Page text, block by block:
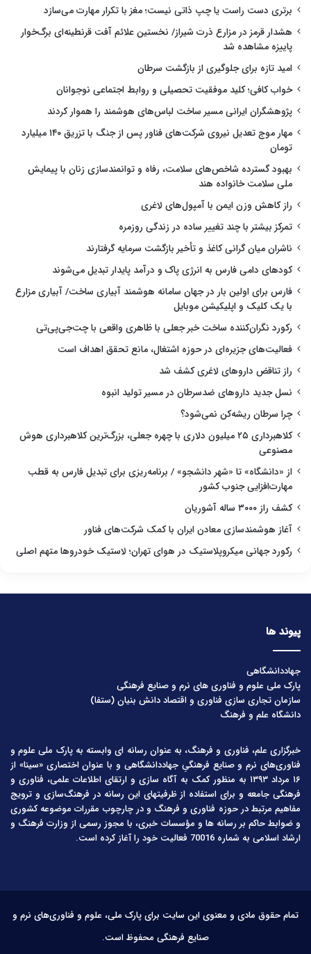
برتری دست راست یا چپ ذاتی نیست؛ مغز با تکرار مهارت می‌سازد
هشدار قرمز در مزارع ذرت شیراز/ نخستین علائم آفت قرنطینه‌ای برگ‌خوار
پاییزه مشاهده شد
امید تازه برای جلوگیری از بازگشت سرطان
خواب کافی؛ کلید موفقیت تحصیلی و روابط اجتماعی نوجوانان
پژوهشگران ایرانی مسیر ساخت لباس‌های هوشمند را هموار کردند
مهار موج تعدیل نیروی شرکت‌های فناور پس از جنگ با تزریق ۱۴۰ میلیارد
تومان
بهبود گسترده شاخص‌های سلامت، رفاه و توانمندسازی زنان با پیمایش
ملی سلامت خانواده هند
راز کاهش وزن ایمن با آمپول‌های لاغری
تمرکز بیشتر با چند تغییر ساده در زندگی روزمره
ناشران میان گرانی کاغذ و تأخیر بازگشت سرمایه گرفتارند
کودهای دامی فارس به انرژی پاک و درآمد پایدار تبدیل می‌شوند
فارس برای اولین بار در جهان سامانه هوشمند آبیاری ساخت/ آبیاری مزارع
با یک کلیک و اپلیکیشن موبایل
رکورد نگران‌کننده ساخت خبر جعلی با ظاهری واقعی با چت‌جی‌پی‌تی
فعالیت‌های جزیره‌ای در حوزه اشتغال، مانع تحقق اهداف است
راز تناقض داروهای لاغری کشف شد
نسل جدید داروهای ضدسرطان در مسیر تولید انبوه
چرا سرطان ریشه‌کن نمی‌شود؟
کلاهبرداری ۲۵ میلیون دلاری با چهره جعلی، بزرگ‌ترین کلاهبرداری هوش
مصنوعی
از «دانشگاه» تا «شهر دانشجو» / برنامه‌ریزی برای تبدیل فارس به قطب
مهارت‌افزایی جنوب کشور
کشف راز ۳۰۰۰ ساله آشوریان
آغاز هوشمندسازی معادن ایران با کمک شرکت‌های فناور
رکورد جهانی میکروپلاستیک در هوای تهران؛ لاستیک خودروها متهم اصلی
پیوند ها
جهاددانشگاهی
پارک ملی علوم و فناوری های نرم و صنایع فرهنگی
سازمان تجاری سازی فناوری و اقتصاد دانش بنیان (ستفا)
دانشگاه علم و فرهنگ
خبرگزاری علم، فناوری و فرهنگ، به عنوان رسانه ای وابسته به پارک ملی علوم و
فناوری‌های نرم و صنایع فرهنگیِ جهاددانشگاهی و با عنوان اختصاری «سینا» از
۱۶ مرداد ۱۳۹۳ به منظور کمک به آگاه سازی و ارتقای اطلاعات علمی، فناوری و
فرهنگی جامعه و برای استفاده از ظرفیتهای این رسانه در فرهنگ‌سازی و ترویج
مفاهیم مرتبط در حوزه فناوری و فرهنگ و در چارچوب مقررات موضوعه کشوری
و ضوابط حاکم بر رسانه ها و مؤسسات خبری، با مجوز رسمی از وزارت فرهنگ و
ارشاد اسلامی به شماره 70016 فعالیت خود را آغاز کرده است.
تمام حقوق مادی و معنوی این سایت برای پارک ملی، علوم و فناوری‌های نرم و
صنایع فرهنگی محفوظ است.